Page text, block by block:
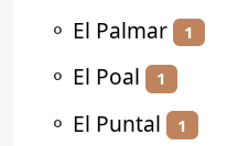
⚬ El Palmar 1
⚬ El Poal 1
⚬ El Puntal 1